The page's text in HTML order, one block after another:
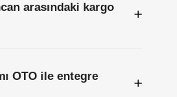
arasındaki kargo
+
OTO ile entegre
+